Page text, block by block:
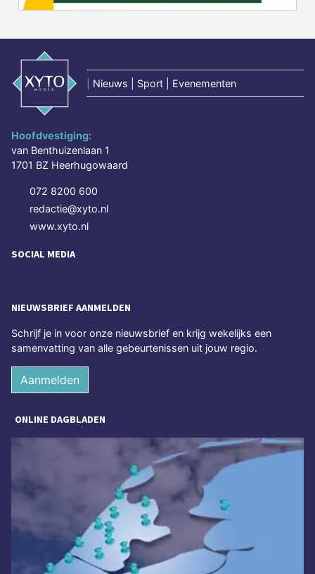
Nieuws | Sport | Evenementen
Hoofdvestiging:
van Benthuizenlaan 1
1701 BZ Heerhugowaard
072 8200 600
redactie@xyto.nl
www.xyto.nl
SOCIAL MEDIA
NIEUWSBRIEF AANMELDEN
Schrijf je in voor onze nieuwsbrief en krijg wekelijks een
samenvatting van alle gebeurtenissen uit jouw regio.
Aanmelden
ONLINE DAGBLADEN